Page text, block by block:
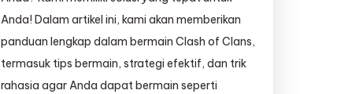
Anda! Dalam artikel ini, kami akan memberikan
panduan lengkap dalam bermain Clash of Clans,
termasuk tips bermain, strategi efektif, dan trik
rahasia agar Anda dapat bermain seperti